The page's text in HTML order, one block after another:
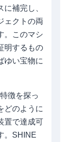
補完し、
ェクトの両
。このマシ
明するもの
ゆい宝物に
徴を探っ
どのように
置で達成可
。SHINE